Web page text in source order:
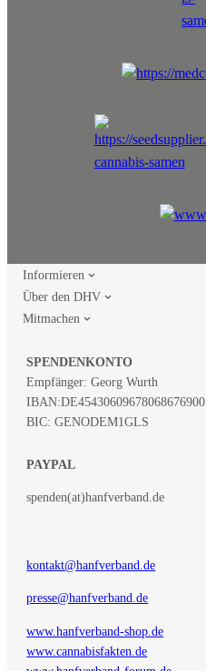
Informieren
Über den DHV
Mitmachen
SPENDENKONTO
Empfänger: Georg Wurth
IBAN:DE45430609678068676900
BIC: GENODEM1GLS
PAYPAL
spenden(at)hanfverband.de
kontakt@hanfverband.de
presse@hanfverband.de
www.hanfverband-shop.de
www.cannabisfakten.de